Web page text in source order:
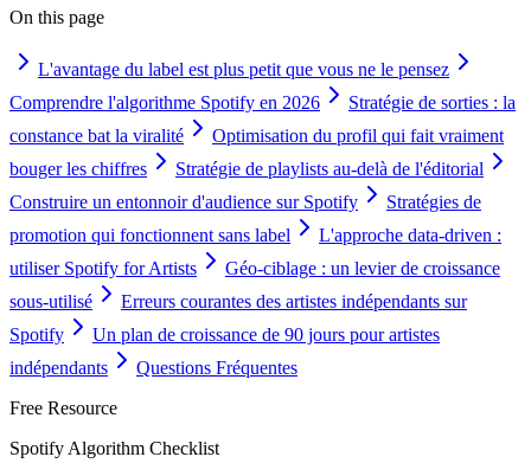
On this page
L'avantage du label est plus petit que vous ne le pensez
Comprendre l'algorithme Spotify en 2026
Stratégie de sorties : la
constance bat la viralité
Optimisation du profil qui fait vraiment
bouger les chiffres
Stratégie de playlists au-delà de l'éditorial
Construire un entonnoir d'audience sur Spotify
Stratégies de
promotion qui fonctionnent sans label
L'approche data-driven :
utiliser Spotify for Artists
Géo-ciblage : un levier de croissance
sous-utilisé
Erreurs courantes des artistes indépendants sur
Spotify
Un plan de croissance de 90 jours pour artistes
indépendants
Questions Fréquentes
Free Resource
Spotify Algorithm Checklist